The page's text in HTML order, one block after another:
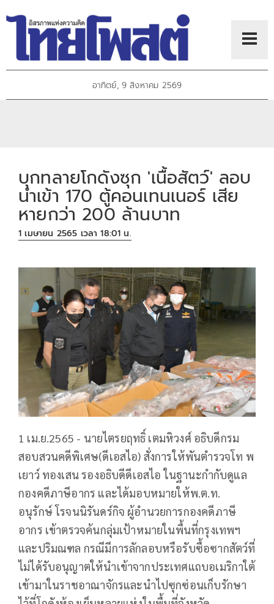
อาทิตย์, 9 สิงหาคม 2569
บุกทลายโกดังซุก 'เนื้อสัตว์' ลอบ
นำเข้า 170 ตู้คอนเทนเนอร์ เสีย
หายกว่า 200 ล้านบาท
1 เมษายน 2565 เวลา 18:01 น.
1 เม.ย.​2565 - นายไตรยฤทธิ์ เตมหิวงศ์ อธิบดีกรม
สอบสวนคดีพิเศษ(ดีเอสไอ)​ สั่งการให้พันตำรวจโท พ
เยาว์ ทองเสน รองอธิบดีดีเอสไอ ในฐานะกำกับดูแล
กองคดีภาษีอากร และได้มอบหมายให้พ.ต.ท.
อนุรักษ์ โรจนนิรันดร์กิจ ผู้อำนวยการกองคดีภาษี
อากร เข้าตรวจค้นกลุ่มเป้าหมายในพื้นที่กรุงเทพฯ
และปริมณฑล กรณีมีการลักลอบหรือรับซื้อซากสัตว์ที่
ไม่ได้รับอนุญาตให้นำเข้าจากประเทศแถบอเมริกาใต้
เข้ามาในราชอาณาจักรและนำไปซุกซ่อนเก็บรักษา